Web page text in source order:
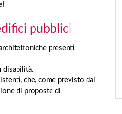
pubblici
presenti
disabilità.
che, come previsto dal
di proposte di